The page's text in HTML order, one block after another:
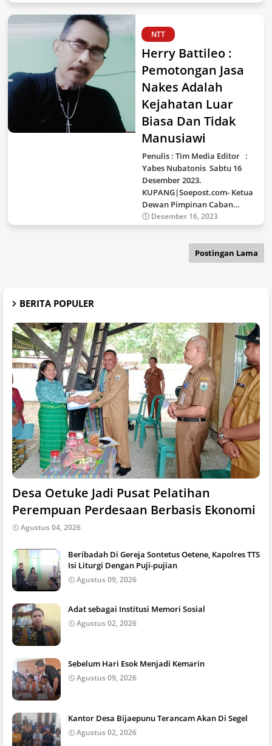
NTT
Herry Battileo :
Pemotongan Jasa
Nakes Adalah
Kejahatan Luar
Biasa Dan Tidak
Manusiawi
Penulis : Tim Media Editor :
Yabes Nubatonis Sabtu 16
Desember 2023.
KUPANG|Soepost.com- Ketua
Dewan Pimpinan Caban…
Desember 16, 2023
Postingan Lama
BERITA POPULER
Desa Oetuke Jadi Pusat Pelatihan
Perempuan Perdesaan Berbasis Ekonomi
Agustus 04, 2026
Beribadah Di Gereja Sontetus Oetene, Kapolres TTS
Isi Liturgi Dengan Puji-pujian
Agustus 09, 2026
Adat sebagai Institusi Memori Sosial
Agustus 02, 2026
Sebelum Hari Esok Menjadi Kemarin
Agustus 09, 2026
Kantor Desa Bijaepunu Terancam Akan Di Segel
Agustus 02, 2026